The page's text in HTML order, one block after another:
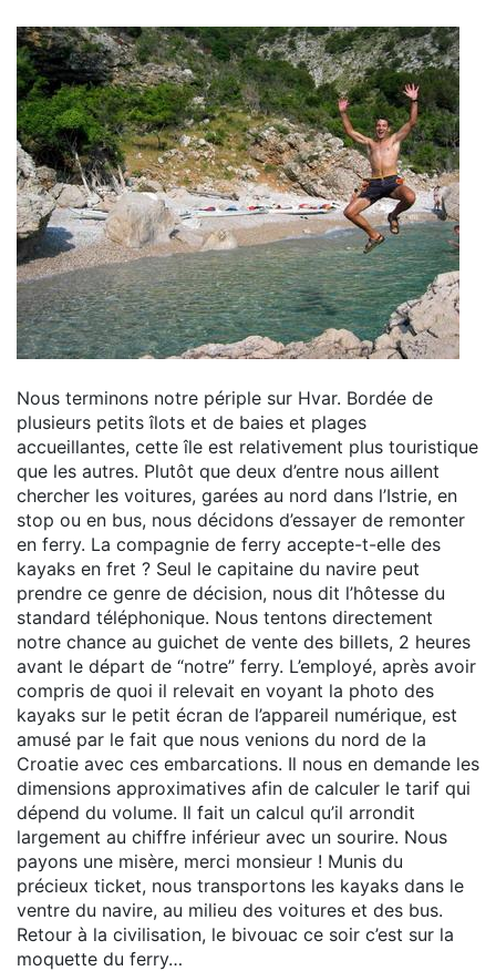
Nous terminons notre périple sur Hvar. Bordée de
plusieurs petits îlots et de baies et plages
accueillantes, cette île est relativement plus touristique
que les autres. Plutôt que deux d’entre nous aillent
chercher les voitures, garées au nord dans l’Istrie, en
stop ou en bus, nous décidons d’essayer de remonter
en ferry. La compagnie de ferry accepte-t-elle des
kayaks en fret ? Seul le capitaine du navire peut
prendre ce genre de décision, nous dit l’hôtesse du
standard téléphonique. Nous tentons directement
notre chance au guichet de vente des billets, 2 heures
avant le départ de “notre” ferry. L’employé, après avoir
compris de quoi il relevait en voyant la photo des
kayaks sur le petit écran de l’appareil numérique, est
amusé par le fait que nous venions du nord de la
Croatie avec ces embarcations. Il nous en demande les
dimensions approximatives afin de calculer le tarif qui
dépend du volume. Il fait un calcul qu’il arrondit
largement au chiffre inférieur avec un sourire. Nous
payons une misère, merci monsieur ! Munis du
précieux ticket, nous transportons les kayaks dans le
ventre du navire, au milieu des voitures et des bus.
Retour à la civilisation, le bivouac ce soir c’est sur la
moquette du ferry…